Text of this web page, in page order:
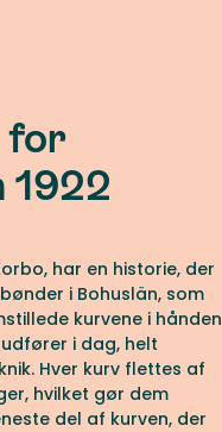
for
1922
har en historie, der
i Bohuslän, som
kurvene i hånden
i dag, helt
Hver kurv flettes af
hvilket gør dem
del af kurven, der